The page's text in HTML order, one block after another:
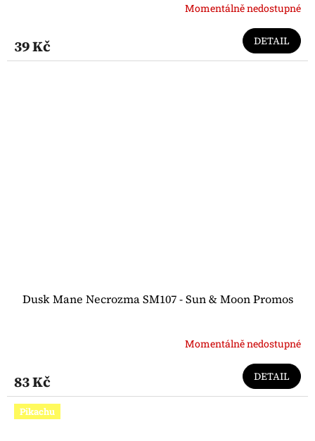
Momentálně nedostupné
39 Kč DETAIL
Dusk Mane Necrozma SM107 - Sun & Moon Promos
Momentálně nedostupné
83 Kč DETAIL
Pikachu